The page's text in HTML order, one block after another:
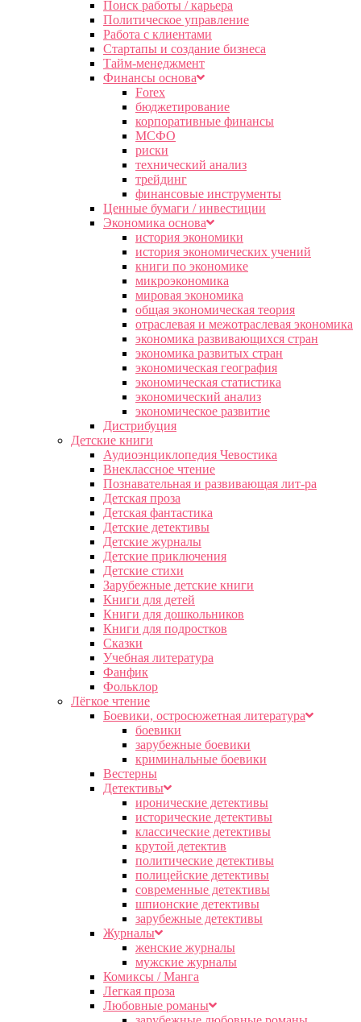
Поиск работы / карьера
Политическое управление
Работа с клиентами
Стартапы и создание бизнеса
Тайм-менеджмент
Финансы основа
Forex
бюджетирование
корпоративные финансы
МСФО
риски
технический анализ
трейдинг
финансовые инструменты
Ценные бумаги / инвестиции
Экономика основа
история экономики
история экономических учений
книги по экономике
микроэкономика
мировая экономика
общая экономическая теория
отраслевая и межотраслевая экономика
экономика развивающихся стран
экономика развитых стран
экономическая география
экономическая статистика
экономический анализ
экономическое развитие
Дистрибуция
Детские книги
Аудиоэнциклопедия Чевостика
Внеклассное чтение
Познавательная и развивающая лит-ра
Детская проза
Детская фантастика
Детские детективы
Детские журналы
Детские приключения
Детские стихи
Зарубежные детские книги
Книги для детей
Книги для дошкольников
Книги для подростков
Сказки
Учебная литература
Фанфик
Фольклор
Лёгкое чтение
Боевики, остросюжетная литература
боевики
зарубежные боевики
криминальные боевики
Вестерны
Детективы
иронические детективы
исторические детективы
классические детективы
крутой детектив
политические детективы
полицейские детективы
современные детективы
шпионские детективы
зарубежные детективы
Журналы
женские журналы
мужские журналы
Комиксы / Манга
Легкая проза
Любовные романы